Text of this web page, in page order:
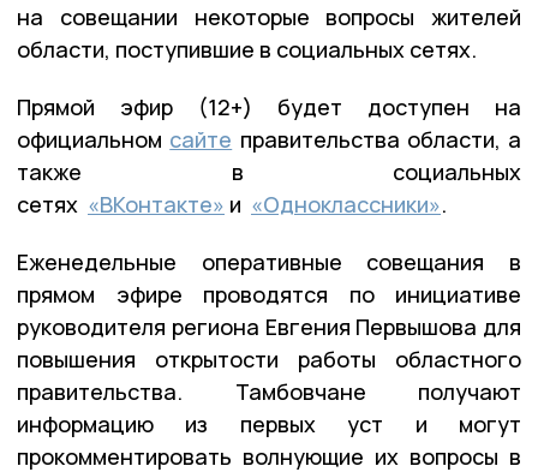
на совещании некоторые вопросы жителей
области, поступившие в социальных сетях.
Прямой эфир (12+) будет доступен на
официальном сайте правительства области, а
также в социальных
сетях «ВКонтакте» и «Одноклассники».
Еженедельные оперативные совещания в
прямом эфире проводятся по инициативе
руководителя региона Евгения Первышова для
повышения открытости работы областного
правительства. Тамбовчане получают
информацию из первых уст и могут
прокомментировать волнующие их вопросы в